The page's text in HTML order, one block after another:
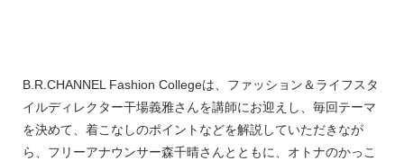
B.R.CHANNEL Fashion Collegeは、ファッション＆ライフスタ
イルディレクター干場義雅さんを講師にお迎えし、毎回テーマ
を決めて、着こなしのポイントなどを解説していただきなが
ら、フリーアナウンサー森千晴さんとともに、オトナのかっこ